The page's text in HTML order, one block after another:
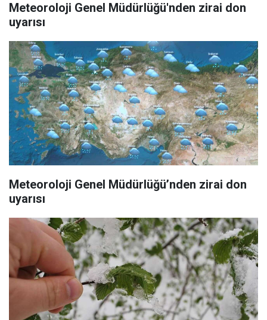
Meteoroloji Genel Müdürlüğü'nden zirai don
uyarısı
Meteoroloji Genel Müdürlüğü’nden zirai don
uyarısı